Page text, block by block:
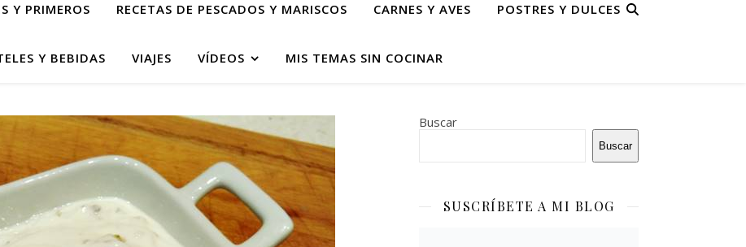
Y PRIMEROS RECETAS DE PESCADOS Y MARISCOS CARNES Y AVES POSTRES Y DULCES
Y BEBIDAS VIAJES VÍDEOS MIS TEMAS SIN COCINAR
Buscar
Buscar
SUSCRÍBETE A MI BLOG